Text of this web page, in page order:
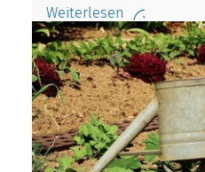
Weiterlesen